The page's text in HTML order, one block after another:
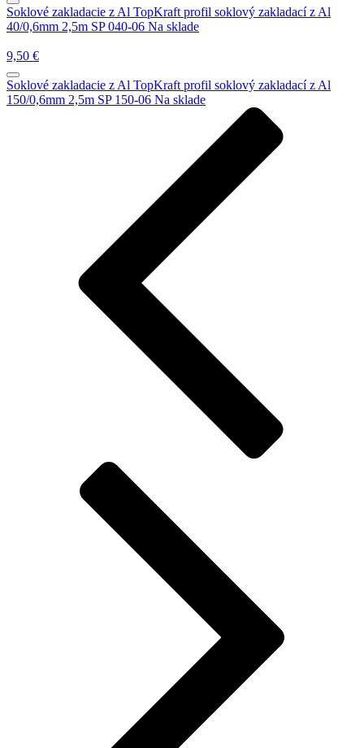
Soklové zakladacie z Al TopKraft profil soklový zakladací z Al
40/0,6mm 2,5m SP 040-06 Na sklade
9,50 €
Soklové zakladacie z Al TopKraft profil soklový zakladací z Al
150/0,6mm 2,5m SP 150-06 Na sklade